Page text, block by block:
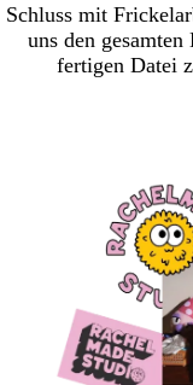
Schluss mit
uns den
fertigen Datei